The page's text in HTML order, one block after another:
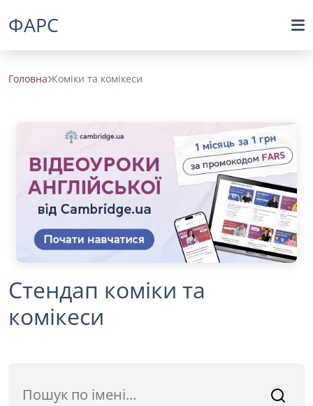
ФАРС
Головна Коміки та комікеси
Стендап коміки та
комікеси